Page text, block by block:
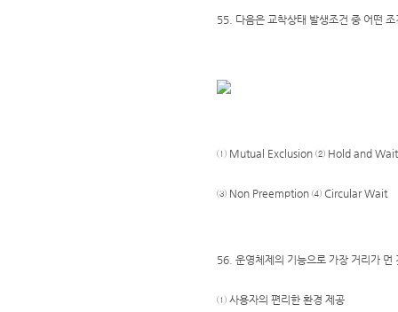
55. 다음은 교착상태 발생조건 중 어떤
① Mutual Exclusion ② Hold and Wait
③ Non Preemption ④ Circular Wait
56. 운영체제의 기능으로 가장 거리가 먼
① 사용자의 편리한 환경 제공